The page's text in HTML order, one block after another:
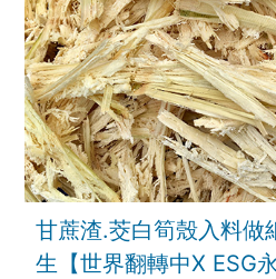
甘蔗渣.茭白筍殼入料做
生【世界翻轉中X ESG永